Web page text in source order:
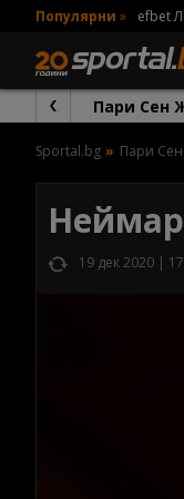
Популярни » efbet
Пари Сен
Sportal.bg Пари
19 дек 2020 |